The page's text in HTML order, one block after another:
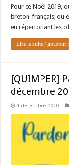
Pour ce Noël 2019,
breton-français, ou
en répertoriant les
Lire la suite / gouzout
[QUIMPER]
décembre
4 décembre 2020